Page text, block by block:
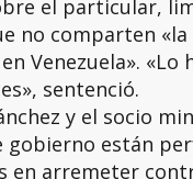
el particular,
no comparten
Venezuela». «Lo
sentenció.
y el socio
gobierno están
en arremeter